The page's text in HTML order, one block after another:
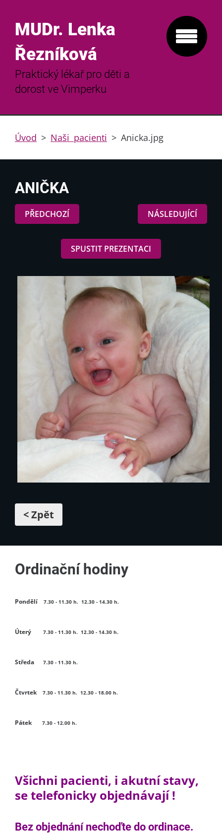
MUDr. Lenka
Řezníková
Praktický lékař pro děti a
dorost ve Vimperku
Úvod > Naši pacienti > Anicka.jpg
ANIČKA
PŘEDCHOZÍ NÁSLEDUJÍCÍ
SPUSTIT PREZENTACI
< Zpět
Ordinační hodiny
Pondělí 7.30 - 11.30 h. 12.30 - 14.30 h.
Úterý 7.30 - 11.30 h. 12.30 - 14.30 h.
Středa 7.30 - 11.30 h.
Čtvrtek 7.30 - 11.30 h. 12.30 - 18.00 h.
Pátek 7.30 - 12.00 h.
Všichni pacienti, i akutní stavy,
se telefonicky objednávají !
Bez objednání nechoďte do ordinace.